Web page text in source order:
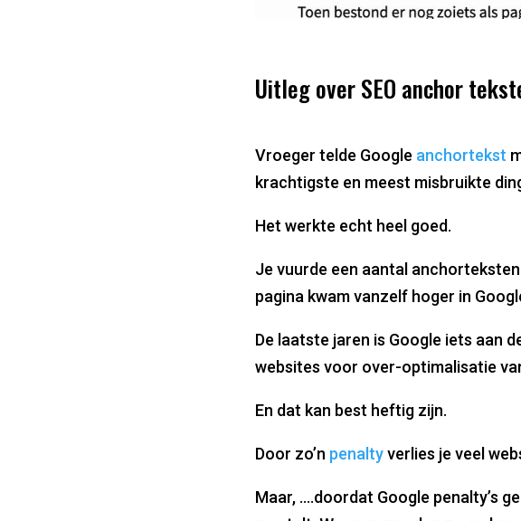
Uitleg over SEO anchor
Vroeger telde Google anchortekst
krachtigste en meest misbruikte
Het werkte echt heel goed.
Je vuurde een aantal
pagina kwam vanzelf hoger in
De laatste jaren is Google iets aan
websites voor over-optimalisatie
En dat kan best heftig zijn.
Door zo’n penaltyverlies je veel
Maar, ….doordat Google penalty’s